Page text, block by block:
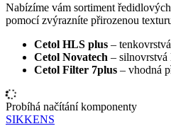
Nabízíme vám sortiment
pomocí zvýrazníte přirozenou
Cetol HLS plus –
Cetol Novatech – silnovrstvá
Cetol Filter 7plus – vhodná
Probíhá načítání komponenty
SIKKENS